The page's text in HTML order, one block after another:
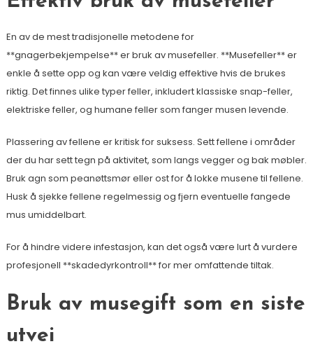
En av de mest tradisjonelle metodene for
**gnagerbekjempelse** er bruk av musefeller. **Musefeller** er
enkle å sette opp og kan være veldig effektive hvis de brukes
riktig. Det finnes ulike typer feller, inkludert klassiske snap-feller,
elektriske feller, og humane feller som fanger musen levende.
Plassering av fellene er kritisk for suksess. Sett fellene i områder
der du har sett tegn på aktivitet, som langs vegger og bak møbler.
Bruk agn som peanøttsmør eller ost for å lokke musene til fellene.
Husk å sjekke fellene regelmessig og fjern eventuelle fangede
mus umiddelbart.
For å hindre videre infestasjon, kan det også være lurt å vurdere
profesjonell **skadedyrkontroll** for mer omfattende tiltak.
Bruk av musegift som en siste
utvei